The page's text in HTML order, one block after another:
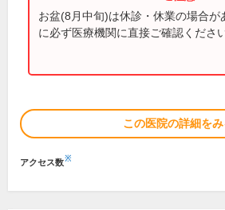
お盆(8月中旬)は休診・休業の場合が
に必ず医療機関に直接ご確認ください
この医院の詳細をみ
アクセス数※